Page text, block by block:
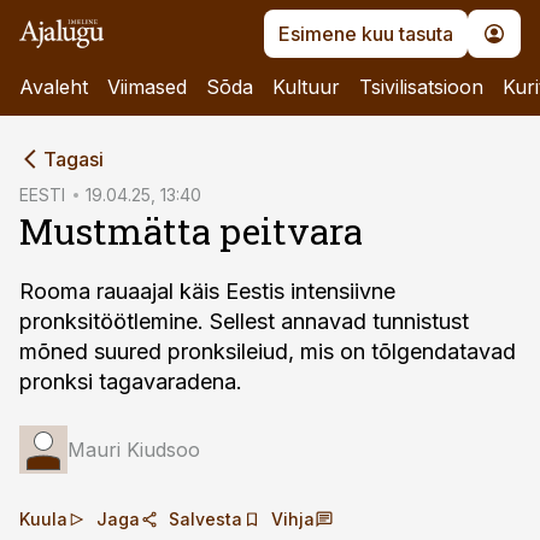
Esimene kuu tasuta
Avaleht Viimased Sõda Kultuur Tsivilisatsioon
Tagasi
EESTI 19.04.25, 13:40
Mustmätta peitvara
Rooma rauaajal käis Eestis intensiivne
pronksitöötlemine. Sellest annavad tunnistust
mõned suured pronksileiud, mis on tõlgendatavad
pronksi tagavaradena.
Mauri Kiudsoo
Kuula Jaga Salvesta Vihja